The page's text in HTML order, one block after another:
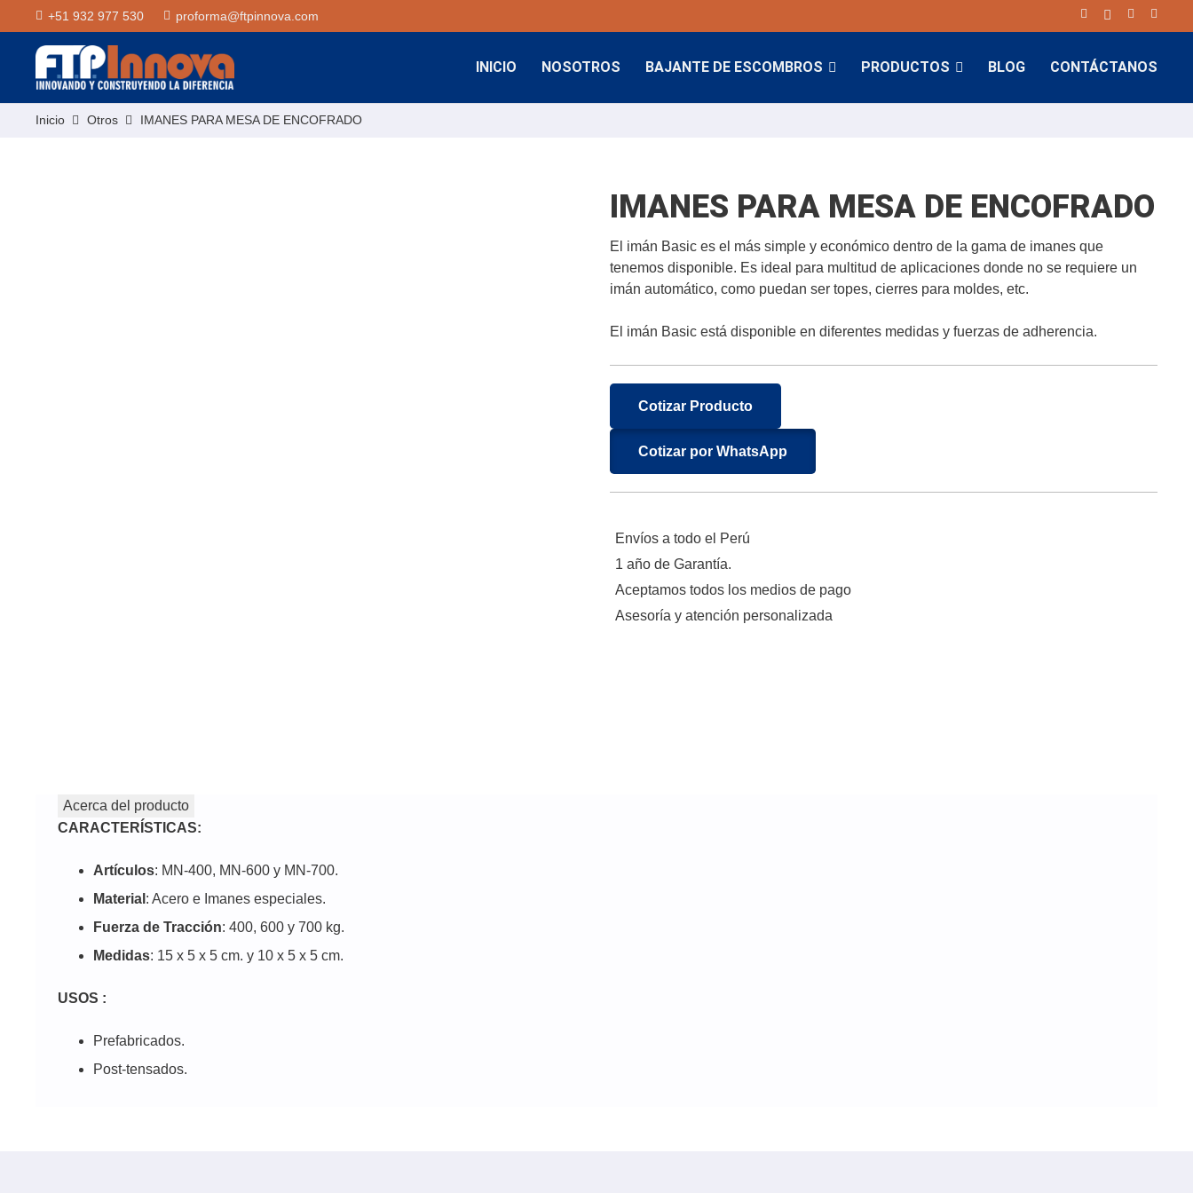
+51 932 977 530 proforma@ftpinnova.com
INICIO NOSOTROS BAJANTE DE ESCOMBROS PRODUCTOS BLOG CONTÁCTANOS
Inicio Otros IMANES PARA MESA DE ENCOFRADO
IMANES PARA MESA DE ENCOFRADO
El imán Basic es el más simple y económico dentro de la gama de imanes que
tenemos disponible. Es ideal para multitud de aplicaciones donde no se requiere un
imán automático, como puedan ser topes, cierres para moldes, etc.
El imán Basic está disponible en diferentes medidas y fuerzas de adherencia.
Cotizar Producto
Cotizar por WhatsApp
Envíos a todo el Perú
1 año de Garantía.
Aceptamos todos los medios de pago
Asesoría y atención personalizada
Acerca del producto
CARACTERÍSTICAS:
Artículos: MN-400, MN-600 y MN-700.
Material : Acero e Imanes especiales.
Fuerza de Tracción: 400, 600 y 700 kg.
Medidas: 15 x 5 x 5 cm. y 10 x 5 x 5 cm.
USOS :
Prefabricados.
Post-tensados.